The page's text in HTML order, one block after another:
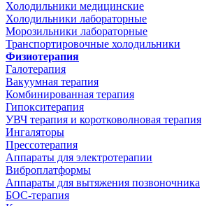
Холодильники медицинские
Холодильники лабораторные
Морозильники лабораторные
Транспортировочные холодильники
Физиотерапия
Галотерапия
Вакуумная терапия
Комбинированная терапия
Гипокситерапия
УВЧ терапия и коротковолновая терапия
Ингаляторы
Прессотерапия
Аппараты для электротерапии
Виброплатформы
Аппараты для вытяжения позвоночника
БОС-терапия